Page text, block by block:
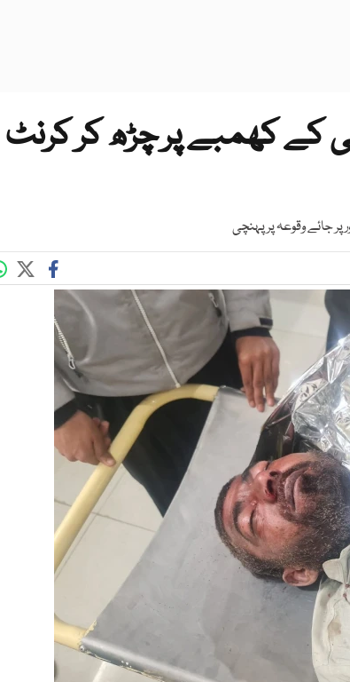
کھمبے پر چڑھ کر کرنٹ
جائے وقوعہ پر پہنچی